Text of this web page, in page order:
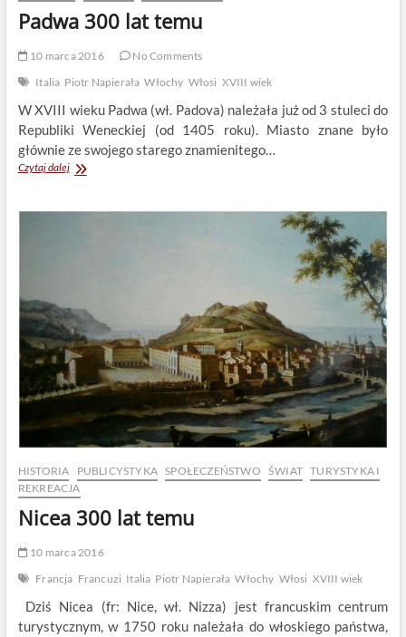
Padwa 300 lat temu
10 marca 2016
No Comments
Italia Piotr Napierała Włochy Włosi XVIII wiek
W XVIII wieku Padwa (wł. Padova) należała już od 3 stuleci do
Republiki Weneckiej (od 1405 roku). Miasto znane było
głównie ze swojego starego znamienitego…
Czytaj dalejPadwa
temu
HISTORIA PUBLICYSTYKA SPOŁECZEŃSTWO ŚWIAT TURYSTYKA I
REKREACJA
Nicea 300 lat temu
10 marca 2016
Francja Francuzi Italia Piotr Napierała Włochy Włosi XVIII wiek
Dziś Nicea (fr: Nice, wł. Nizza) jest francuskim centrum
turystycznym, w 1750 roku należała do włoskiego państwa,